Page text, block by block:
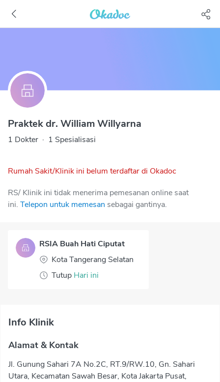
Praktek dr. William Willyarna
1 Dokter · 1 Spesialisasi
Rumah Sakit/Klinik ini belum terdaftar di Okadoc
RS/ Klinik ini tidak menerima pemesanan online saat
ini. Telepon untuk memesan sebagai gantinya.
RSIA Buah Hati Ciputat
Kota Tangerang Selatan
Tutup Hari ini
Info Klinik
Alamat & Kontak
Jl. Gunung Sahari 7A No.2C, RT.9/RW.10, Gn. Sahari
Utara, Kecamatan Sawah Besar, Kota Jakarta Pusat,